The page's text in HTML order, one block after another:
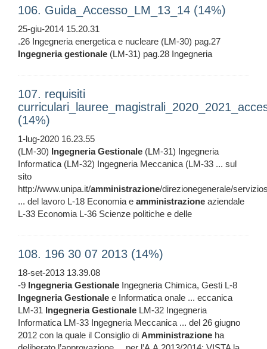
106. Guida_Accesso_LM_13_14 (14%)
25-giu-2014 15.20.31
.26 Ingegneria energetica e nucleare (LM-30) pag.27
Ingegneria gestionale (LM-31) pag.28 Ingegneria
107. requisiti
(14%)
1-lug-2020 16.23.55
(LM-30) Ingegneria Gestionale (LM-31) Ingegneria
Informatica (LM-32) Ingegneria Meccanica (LM-33 ... sul
sito
http://www.unipa.it/amministrazione/direzionegenerale/
... del lavoro L-18 Economia e amministrazione aziendale
L-33 Economia L-36 Scienze politiche e delle
108. 196 30 07 2013 (14%)
18-set-2013 13.39.08
-9 Ingegneria Gestionale Ingegneria Chimica, Gesti L-8
Ingegneria Gestionale e Informatica onale ... eccanica
LM-31 Ingegneria Gestionale LM-32 Ingegneria
Informatica LM-33 Ingegneria Meccanica ... del 26 giugno
2012 con la quale il Consiglio di Amministrazione ha